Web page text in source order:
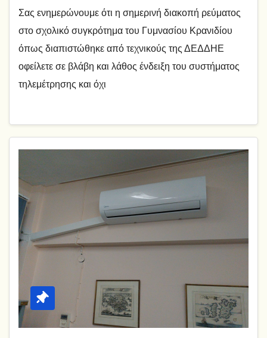
Σας ενημερώνουμε ότι η σημερινή διακοπή ρεύματος
στο σχολικό συγκρότημα του Γυμνασίου Κρανιδίου
όπως διαπιστώθηκε από τεχνικούς της ΔΕΔΔΗΕ
οφείλετε σε βλάβη και λάθος ένδειξη του συστήματος
τηλεμέτρησης και όχι